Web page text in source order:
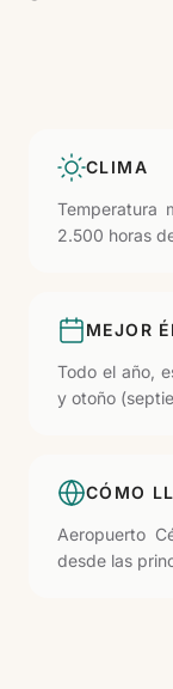
CLIMA
Temperatura
2.500 horas
MEJOR
Todo el año,
y otoño
CÓMO
Aeropuerto
desde las